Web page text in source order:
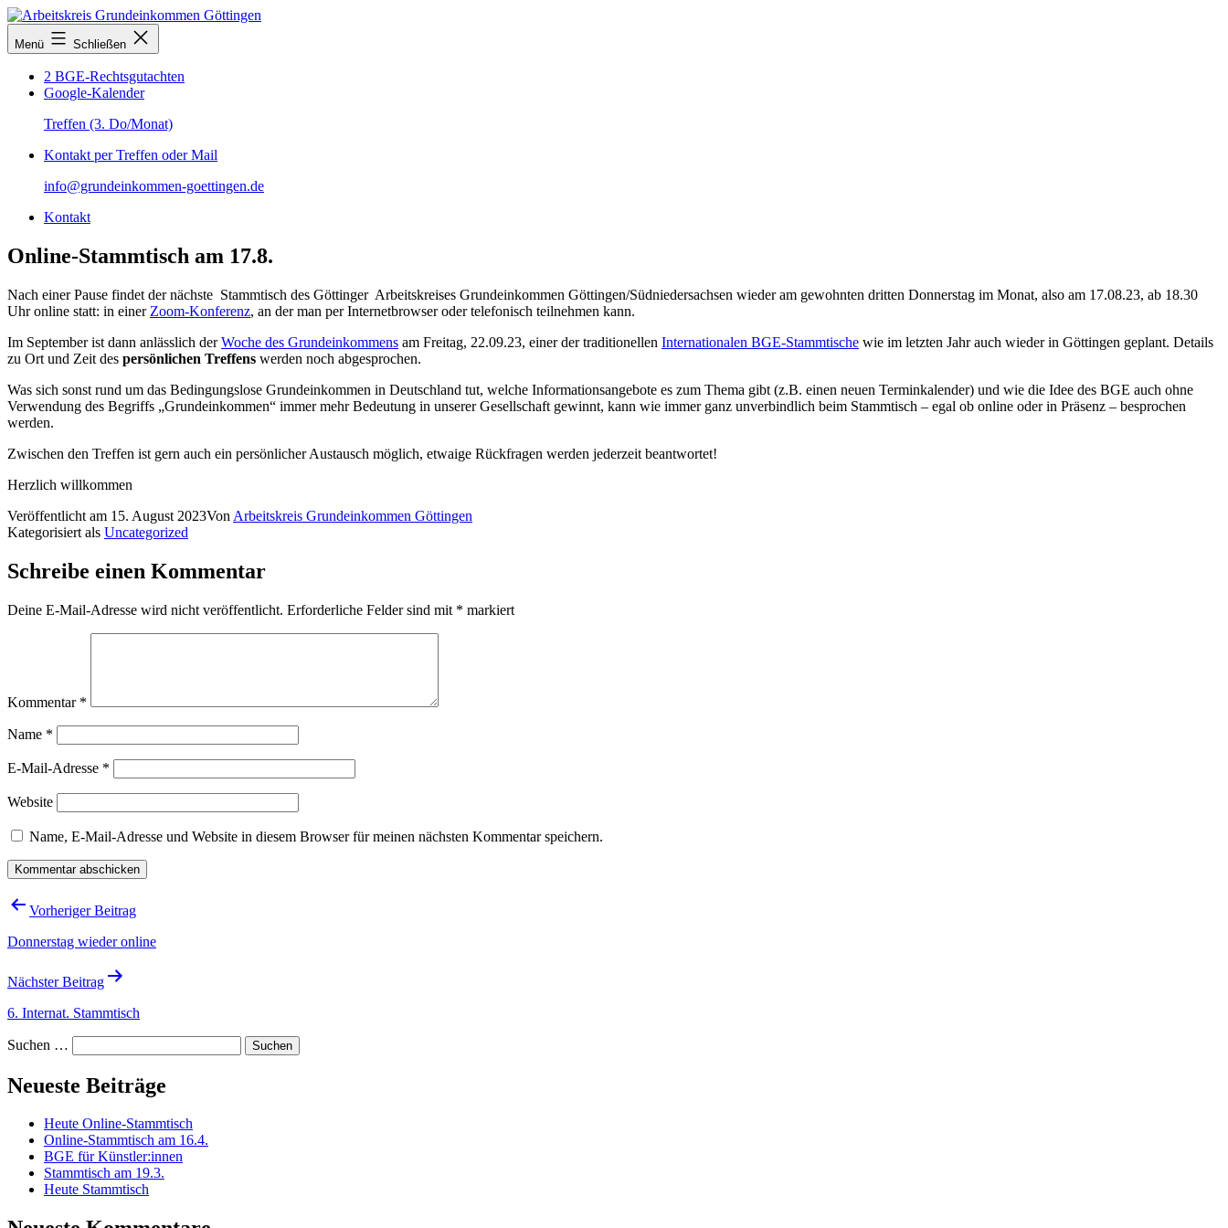
Zum
Inhalt
springen
Arbeitskreis
Grundeinkommen
Menü Schließen
2 BGE-Rechtsgutachten
Google-Kalender
Treffen (3. Do/Monat)
Kontakt per Treffen oder Mail
info@grundeinkommen-goettingen.de
Kontakt
Online-Stammtisch am 17.8.
Nach einer Pause findet der nächste Stammtisch des Göttinger Arbeitskreises Grundeinkommen Göttingen/Südniedersachsen wieder am gewohnten dritten Donnerstag im Monat, also am 17.08.23, ab 18.30
Uhr online statt: in einer Zoom-Konferenz, an der man per Internetbrowser oder telefonisch teilnehmen kann.
Im September ist dann anlässlich derWoche des Grundeinkommens am Freitag, 22.09.23, einer der traditionellen Internationalen BGE-Stammtische wie im letzten Jahr auch wieder in Göttingen geplant. Details
zu Ort und Zeit des persönlichen Treffens werden noch abgesprochen.
Was sich sonst rund um das Bedingungslose Grundeinkommen in Deutschland tut, welche Informationsangebote es zum Thema gibt (z.B. einen neuen Terminkalender) und wie die Idee des BGE auch ohne
Verwendung des Begriffs „Grundeinkommen“ immer mehr Bedeutung in unserer Gesellschaft gewinnt, kann wie immer ganz unverbindlich beim Stammtisch – egal ob online oder in Präsenz – besprochen
werden.
Zwischen den Treffen ist gern auch ein persönlicher Austausch möglich, etwaige Rückfragen werden jederzeit beantwortet!
Herzlich willkommen
Veröffentlicht am 15. August 2023Von Arbeitskreis Grundeinkommen Göttingen
Kategorisiert als Uncategorized
Schreibe einen Kommentar
Deine E-Mail-Adresse wird nicht veröffentlicht. Erforderliche Felder sind mit * markiert
Kommentar *
Name *
E-Mail-Adresse *
Website
Name, E-Mail-Adresse und Website in diesem Browser für meinen nächsten Kommentar speichern.
Beitragsnavigation
Vorheriger Beitrag
Donnerstag wieder online
Nächster Beitrag
6. Internat. Stammtisch
Suchen …
Neueste Beiträge
Heute Online-Stammtisch
Online-Stammtisch am 16.4.
BGE für Künstler:innen
Stammtisch am 19.3.
Heute Stammtisch